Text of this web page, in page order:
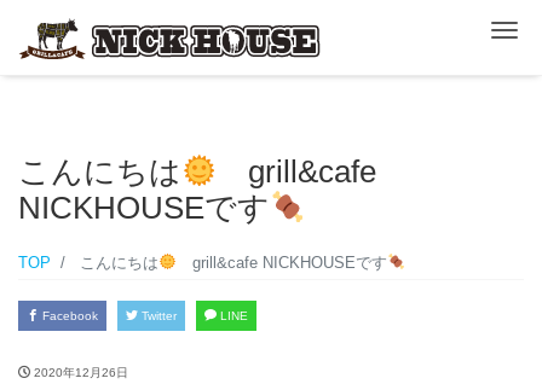
ナ
こんにちは
grill&cafe
NICKHOUSEです
TOP こんにちは grill&cafe NICKHOUSEです
Facebook Twitter LINE
2020年12月26日